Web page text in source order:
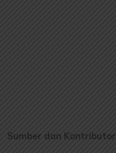
Sumber dan Kontributor